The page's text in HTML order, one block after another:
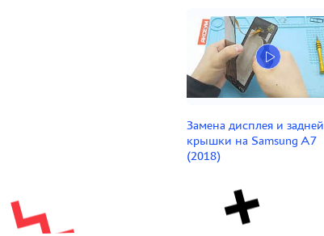
Замена дисплея и задней
крышки на Samsung A7
(2018)